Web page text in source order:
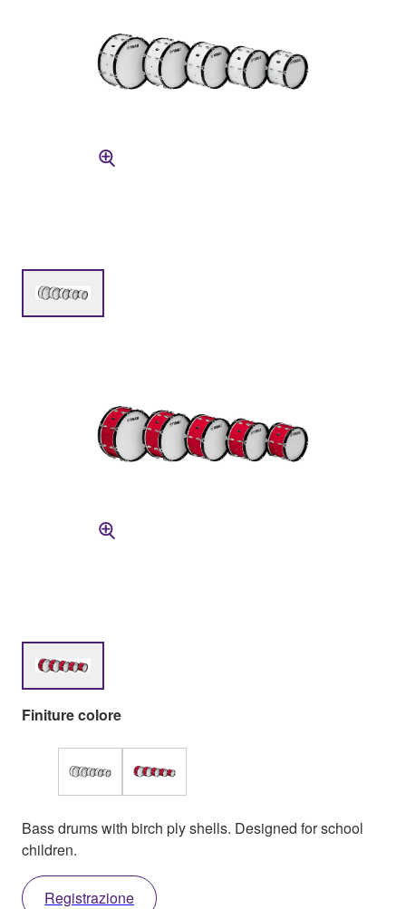
Finiture colore
Bass drums with birch ply shells. Designed for school
children.
Registrazione